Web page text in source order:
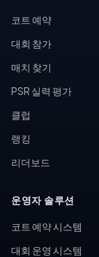
코트 예약
대회 참가
매치 찾기
PSR 실력 평가
클럽
랭킹
리더보드
운영자 솔루션
코트 예약 시스템
대회 운영 시스템